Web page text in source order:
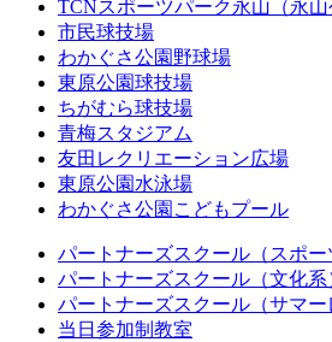
TCNスポーツパーク永山（永山
市民球技場
わかぐさ公園野球場
東原公園球技場
ちがむら球技場
青梅スタジアム
友田レクリエーション広場
東原公園水泳場
わかぐさ公園こどもプール
パートナーズスクール（スポー
パートナーズスクール（文化系
パートナーズスクール（サマー
当日参加制教室